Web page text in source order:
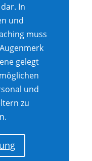
In
und
muss
gelegt
und
zu